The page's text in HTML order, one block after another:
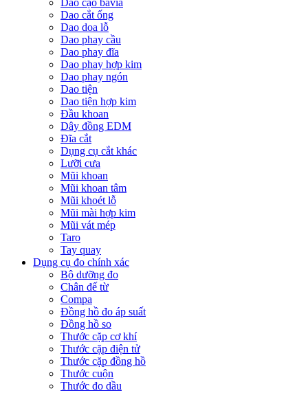
Dao cạo bavia
Dao cắt ống
Dao doa lỗ
Dao phay cầu
Dao phay đĩa
Dao phay hợp kim
Dao phay ngón
Dao tiện
Dao tiện hợp kim
Đầu khoan
Dây đồng EDM
Đĩa cắt
Dụng cụ cắt khác
Lưỡi cưa
Mũi khoan
Mũi khoan tâm
Mũi khoét lỗ
Mũi mài hợp kim
Mũi vát mép
Taro
Tay quay
Dụng cụ đo chính xác
Bộ dưỡng đo
Chân đế từ
Compa
Đồng hồ đo áp suất
Đồng hồ so
Thước cặp cơ khí
Thước cặp điện tử
Thước cặp đồng hồ
Thước cuộn
Thước đo dầu